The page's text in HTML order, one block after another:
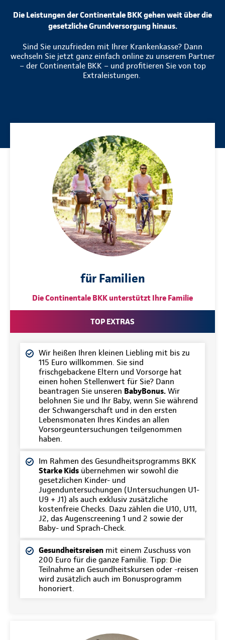
Die Leistungen der Continentale BKK gehen weit über die
gesetzliche Grundversorgung hinaus.
Sind Sie unzufrieden mit Ihrer Krankenkasse? Dann
wechseln Sie jetzt ganz einfach online zu unserem Partner
– der Continentale BKK – und profitieren Sie von top
Extraleistungen.
für Familien
Die Continentale BKK unterstützt Ihre Familie
TOP EXTRAS
Wir heißen Ihren kleinen Liebling mit bis zu
115 Euro willkommen. Sie sind
frischgebackene Eltern und Vorsorge hat
einen hohen Stellenwert für Sie? Dann
beantragen Sie unseren BabyBonus. Wir
belohnen Sie und Ihr Baby, wenn Sie während
der Schwangerschaft und in den ersten
Lebensmonaten Ihres Kindes an allen
Vorsorgeuntersuchungen teilgenommen
haben.
Im Rahmen des Gesundheitsprogramms BKK
Starke Kids übernehmen wir sowohl die
gesetzlichen Kinder- und
Jugenduntersuchungen (Untersuchungen U1-
U9 + J1) als auch exklusiv zusätzliche
kostenfreie Checks. Dazu zählen die U10, U11,
J2, das Augenscreening 1 und 2 sowie der
Baby- und Sprach-Check.
Gesundheitsreisen mit einem Zuschuss von
200 Euro für die ganze Familie. Tipp: Die
Teilnahme an Gesundheitskursen oder -reisen
wird zusätzlich auch im Bonusprogramm
honoriert.